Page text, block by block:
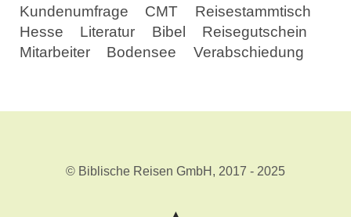
Kundenumfrage
CMT
Reisestammtisch
Hesse
Literatur Bibel
Reisegutschein
Mitarbeiter
Bodensee Verabschiedung
© Biblische Reisen GmbH, 2017 - 2025